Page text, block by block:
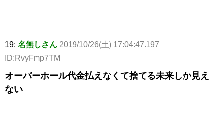
19: 名無しさん 2019/10/26(土) 17:04:47.197
ID:RvyFmp7TM
オーバーホール代金払えなくて捨てる未来しか見え
ない